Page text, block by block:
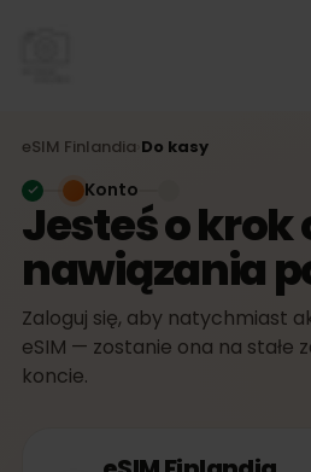
eSIM Finlandia Do kasy
Jesteś o krok
nawiązania
Zaloguj się, aby natychmiast
eSIM — zostanie ona na stałe
koncie.
Konto